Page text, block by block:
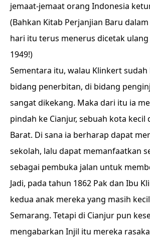
jemaat-jemaat orang Indonesia
(Bahkan Kitab Perjanjian Baru
hari itu terus menerus dicetak
1949!)
Sementara itu, walau Klinkert sudah
bidang penerbitan, di bidang
sangat dikekang. Maka dari itu ia
pindah ke Cianjur, sebuah kota kecil
Barat. Di sana ia berharap dapat
sekolah, lalu dapat memanfaatkan
sebagai pembuka jalan untuk
Jadi, pada tahun 1862 Pak dan Ibu
kedua anak mereka yang masih
Semarang. Tetapi di Cianjur pun
mengabarkan Injil itu mereka